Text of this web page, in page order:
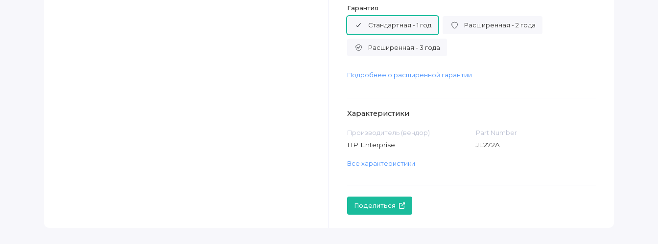
Гарантия
Стандартная - 1 год Расширенная - 2 года
Расширенная - 3 года
Подробнее о расширенной гарантии
Характеристики
Производитель (вендор)
HP Enterprise
Part Number
JL272A
Все характеристики
Поделиться